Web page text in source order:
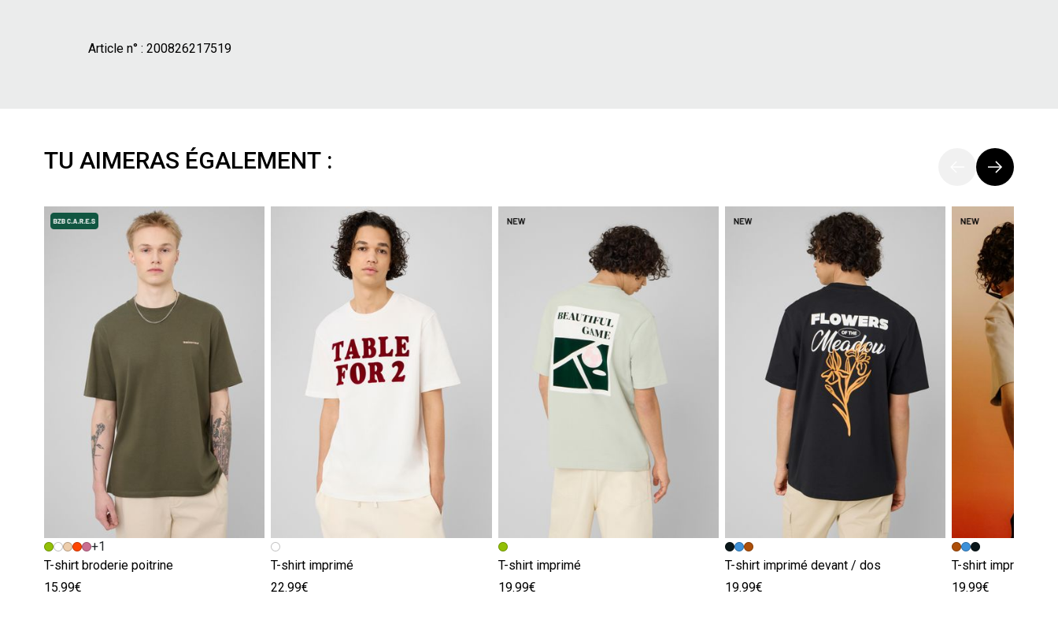
Article n° : 200826217519
TU AIMERAS ÉGALEMENT :
+1
T-shirt broderie poitrine
15.99€
T-shirt imprimé
22.99€
T-shirt imprimé
19.99€
T-shirt imprimé devant / dos
19.99€
T-shirt imprimé
19.99€